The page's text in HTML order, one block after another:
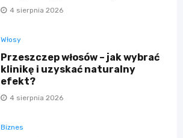
4 sierpnia 2026
Włosy
Przeszczep włosów – jak wybrać
klinikę i uzyskać naturalny
efekt?
4 sierpnia 2026
Biznes